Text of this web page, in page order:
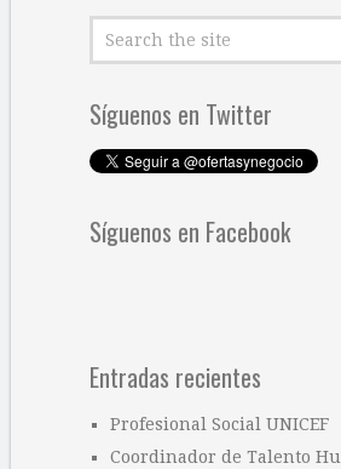
Síguenos en Twitter
Síguenos en Facebook
Entradas recientes
Profesional Social UNICEF
Coordinador de Talento